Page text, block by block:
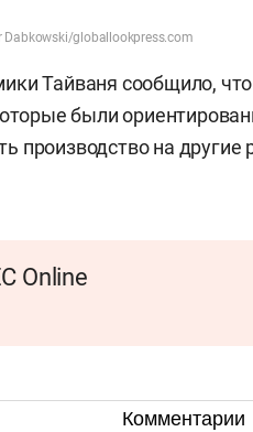
globallookpress.com
Тайваня сообщило,
были
производство на другие
Online
Комментарии